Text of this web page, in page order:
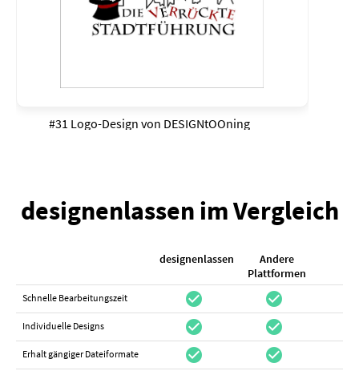
#31 Logo-Design von DESIGNtOOning
designenlassen im Vergleich
designenlassen
Andere
Plattformen
Schnelle Bearbeitungszeit check_circle check_circle
Individuelle Designs check_circle check_circle
Erhalt gängiger Dateiformate check_circle check_circle